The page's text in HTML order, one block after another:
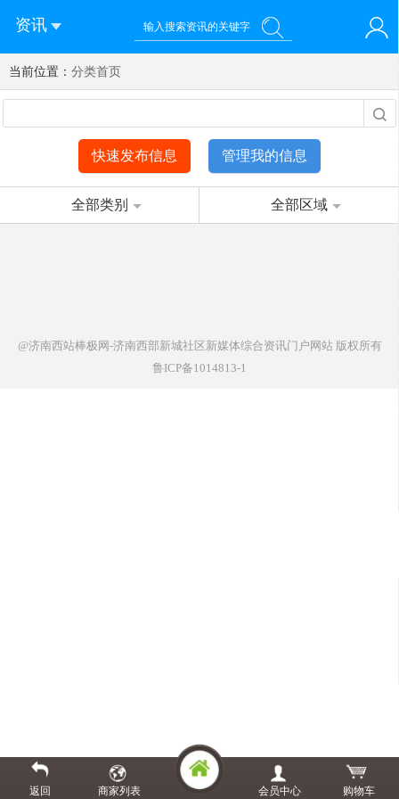
资讯
您好！欢迎来到济南西站棒极网-济南西部新城社区新媒体综
合资讯门户网站
登录 注册 微信快速登录
当前位置： 分类首页
快速发布信息 管理我的信息
全部类别 全部区域
@济南西站棒极网-济南西部新城社区新媒体综合资讯门户网站版权所有
鲁ICP备1014813-1
返回 商家列表 会员中心 购物车